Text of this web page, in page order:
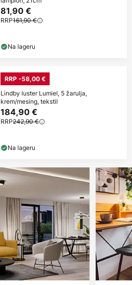
81,90 €
RRP161,90 €
Na lageru
RRP -58,00 €
Lindby luster Lumiel, 5 žarulja,
krem/mesing, tekstil
184,90 €
RRP242,90 €
Na lageru